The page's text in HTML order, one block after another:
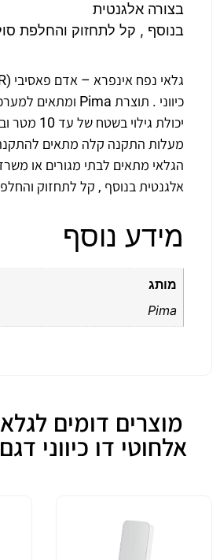
בצורה אלגנטית
בנוסף , קל לתחזוק והחלפת
הגלאי מתאים לבתי מגורים או
אלגנטית בנוסף , קל לתחזוק
מידע נוסף
מותג
Pima
אלחוטי דו כיווני דגם DPS743